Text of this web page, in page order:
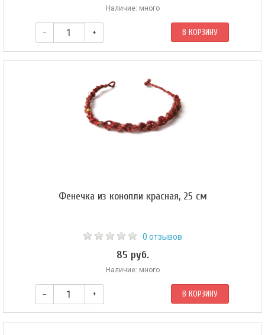
Наличие: много
– + В КОРЗИНУ
Цвета бусинок могут отличаться.
Фенечка из конопли красная, 25 см
0 отзывов
85 руб.
Наличие: много
– + В КОРЗИНУ
Цвета бусинок могут отличаться.